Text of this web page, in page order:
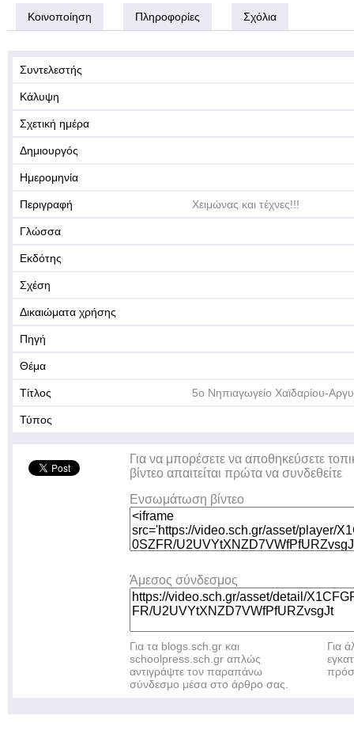
Κοινοποίηση Πληροφορίες Σχόλια
Συντελεστής
Κάλυψη
Σχετική ημέρα
Δημιουργός
Ημερομηνία
Περιγραφή Χειμώνας και τέχνες!!!
Γλώσσα
Εκδότης
Σχέση
Δικαιώματα χρήσης
Πηγή
Θέμα
Τίτλος 5ο Νηπιαγωγείο Χαϊδαρίου-
Τύπος
Για να μπορέσετε να αποθηκεύσετε
βίντεο απαιτείται πρώτα να συνδεθείτε
Ενσωμάτωση βίντεο
Άμεσος σύνδεσμος
Για τα blogs.sch.gr και
schoolpress.sch.gr απλώς
αντιγράψτε τον παραπάνω
σύνδεσμο μέσα στο άρθρο σας.
Για